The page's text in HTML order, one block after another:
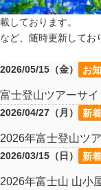
しております。
ど、随時更新してお
2026/05/15（金） お
富士登山ツアーサ
2026/04/27（月） 新
2026年富士登山ツ
2026/03/15（日） 新
2026年富士山 山小